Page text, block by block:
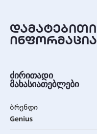
დამატებითი
ინფორმაცია
ძირითადი
მახასიათებლები
ბრენდი
Genius